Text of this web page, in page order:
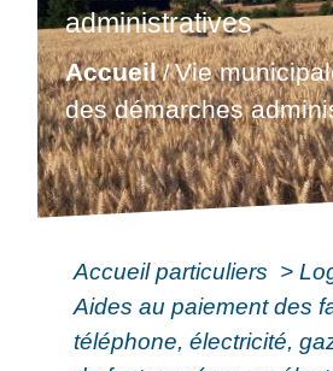
administratives
Accueil/Vie
des démarches
Accueil particuliers >
Aides au paiement des
téléphone, électricité,